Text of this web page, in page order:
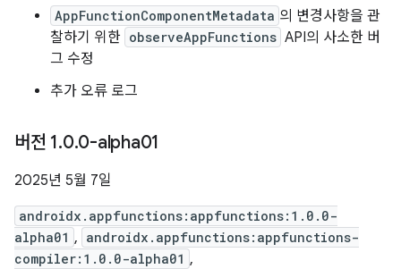
AppFunctionComponentMetadata 의 변경사항을 관
찰하기 위한 observeAppFunctions API의 사소한 버
그 수정
추가 오류 로그
버전 1.0.0-alpha01
2025년 5월 7일
androidx.appfunctions:appfunctions:1.0.0-
alpha01 , androidx.appfunctions:appfunctions-
compiler:1.0.0-alpha01 ,